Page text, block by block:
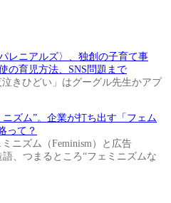
レニアルズ〉、独創の子育て事
の育児方法、SNS問題まで
きひどい」はグーグル先生かアプ
ズム”。企業が打ち出す「フェム
って？
ニズム（Feminism）と広告
語、つまるところ“フェミニズムな